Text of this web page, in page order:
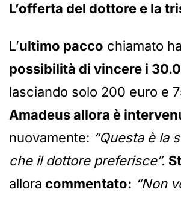
L’offerta del dottore e la
L’ultimo pacco chiamato ha
possibilità di vincere i
lasciando solo 200 euro e
Amadeus allora è
nuovamente: “Questa è la
che il dottore preferisce”.
allora commentato: “Non